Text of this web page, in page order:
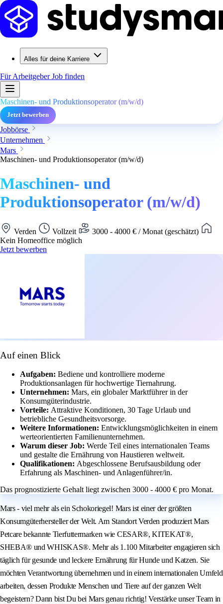
Alles für deine Karriere
Für ArbeitgeberJob finden
Maschinen- und Produktionsoperator (m/w/d)
Jetzt bewerben
Jobbörse
Unternehmen
Mars
Maschinen- und Produktionsoperator (m/w/d)
Maschinen- und
Produktionsoperator (m/w/d)
Verden Vollzeit
3000 - 4000 € / Monat (geschätzt)
Kein Homeoffice möglich
Jetzt bewerben
Auf einen Blick
Aufgaben: Bediene und kontrolliere moderne
Produktionsanlagen für hochwertige Tiernahrung.
Unternehmen: Mars, ein globaler Marktführer in der
Konsumgüterindustrie.
Vorteile: Attraktive Konditionen, 30 Tage Urlaub und
betriebliche Gesundheitsvorsorge.
Weitere Informationen: Entwicklungsmöglichkeiten in einem
werteorientierten Familienunternehmen.
Warum dieser Job: Werde Teil eines internationalen Teams
und gestalte die Ernährung von Haustieren weltweit.
Qualifikationen: Abgeschlossene Berufsausbildung oder
Erfahrung als Maschinen- und Anlagenführer/in.
Das prognostizierte Gehalt liegt zwischen 3000 - 4000 € pro Monat.
Mars - viel mehr als ein Schokoriegel! Mars ist einer der größten
Konsumgüterhersteller der Welt. Am Standort Verden produziert Mars
Petcare bekannte Tierfuttermarken wie CESAR®, KITEKAT®,
SHEBA® und WHISKAS®. Mehr als 1.100 Mitarbeiter engagieren sich
täglich für gesunde und leckere Ernährung für Hunde und Katzen. Sie
möchten Verantwortung übernehmen und in einem internationalen Umfeld
arbeiten, dessen Produkte Menschen und Tiere auf der ganzen Welt
begeistern? Dann bist Du bei Mars genau richtig! Verstärke unser Team in